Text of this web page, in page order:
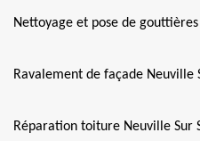
Nettoyage et pose de
Ravalement de façade Neuville
Réparation toiture Neuville Sur